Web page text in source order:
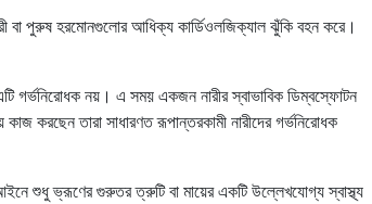
বা পুরুষ হরমোনগুলোর আধিক্য কার্ডিওলজিক্যাল ঝুঁকি বহন করে।
গর্ভনিরোধক নয়। এ সময় একজন নারীর স্বাভাবিক ডিম্বস্ফোটন
করছেন তারা সাধারণত রূপান্তরকামী নারীদের গর্ভনিরোধক
আইনে শুধু ভ্রূণের গুরুতর ত্রুটি বা মায়ের একটি উল্লেখযোগ্য স্বাস্থ্য